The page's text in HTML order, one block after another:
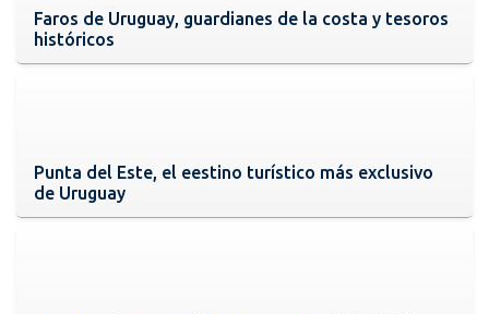
Faros de Uruguay, guardianes de la costa y tesoros
históricos
Punta del Este, el eestino turístico más exclusivo
de Uruguay